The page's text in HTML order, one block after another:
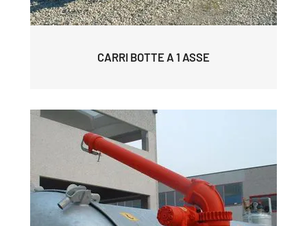
CARRI BOTTE A 1 ASSE